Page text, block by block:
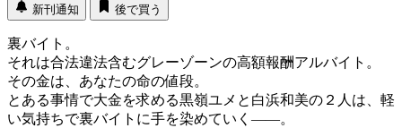
新刊通知 後で買う
裏バイト。
それは合法違法含むグレーゾーンの高額報酬アルバイト。
その金は、あなたの命の値段。
とある事情で大金を求める黒嶺ユメと白浜和美の２人は、軽
い気持ちで裏バイトに手を染めていく――。